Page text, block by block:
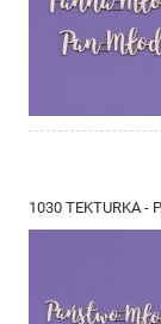
1030 TEKTURKA -